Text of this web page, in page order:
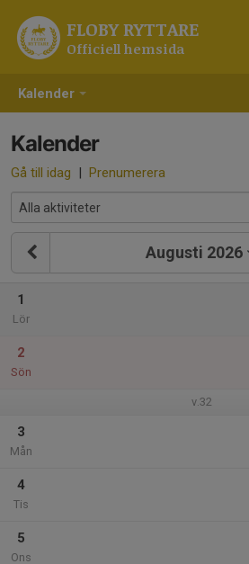
Kalender
FLOBY RYTTARE
Officiell hemsida
Kalender
Gå till idag | Prenumerera
Augusti 2026
1
Lör
2
Sön
v.32
3
Mån
4
Tis
5
Ons